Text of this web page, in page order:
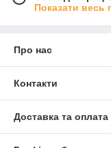
Показати весь
Про нас
Контакти
Доставка та оплата